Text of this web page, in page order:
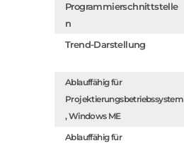
Programmierschnittstelle
n
Trend-Darstellung
Ablauffähig für
Projektierungsbetriebssystem
, Windows ME
Ablauffähig für